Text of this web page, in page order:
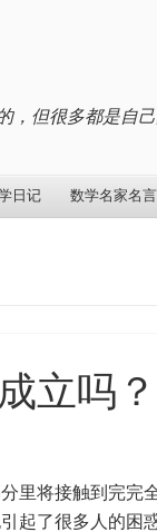
，但很多都是自己
日记 数学名家名言
立吗？
里将接触到完完
起了很多人的困